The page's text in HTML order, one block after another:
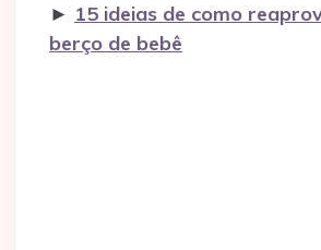
► 15 ideias de como
berço de bebê